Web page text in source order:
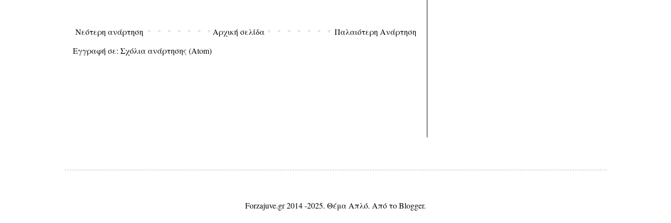
Νεότερη ανάρτηση Παλαιότερη Ανάρτηση
Αρχική σελίδα
Εγγραφή σε: Σχόλια ανάρτησης (Atom)
Forzajuve.gr 2014 -2025. Θέμα Απλό. Από τοBlogger.